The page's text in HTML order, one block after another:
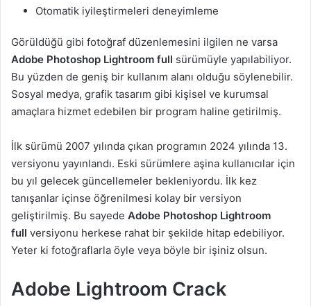
Otomatik iyileştirmeleri deneyimleme
Görüldüğü gibi fotoğraf düzenlemesini ilgilen ne varsa
Adobe Photoshop Lightroom full sürümüyle yapılabiliyor.
Bu yüzden de geniş bir kullanım alanı olduğu söylenebilir.
Sosyal medya, grafik tasarım gibi kişisel ve kurumsal
amaçlara hizmet edebilen bir program haline getirilmiş.
İlk sürümü 2007 yılında çıkan programın 2024 yılında 13.
versiyonu yayınlandı. Eski sürümlere aşina kullanıcılar için
bu yıl gelecek güncellemeler bekleniyordu. İlk kez
tanışanlar içinse öğrenilmesi kolay bir versiyon
geliştirilmiş. Bu sayede Adobe Photoshop Lightroom
full versiyonu herkese rahat bir şekilde hitap edebiliyor.
Yeter ki fotoğraflarla öyle veya böyle bir işiniz olsun.
Adobe Lightroom Crack